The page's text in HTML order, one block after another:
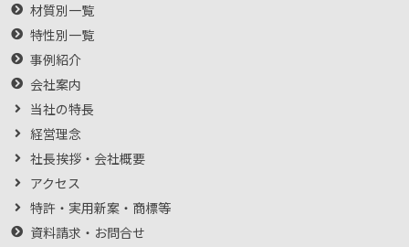
材質別一覧
特性別一覧
事例紹介
会社案内
当社の特長
経営理念
社長挨拶・会社概要
アクセス
特許・実用新案・商標等
資料請求・お問合せ